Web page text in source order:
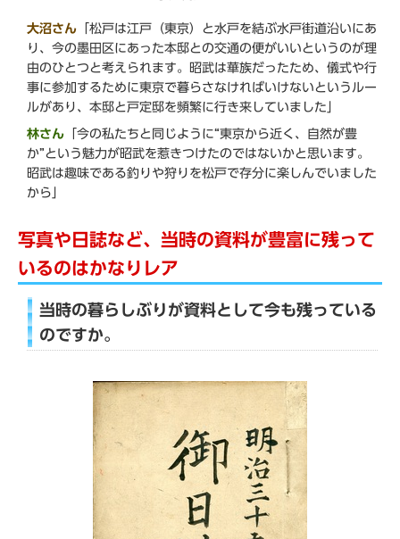
大沼さん 「松戸は江戸（東京）と水戸を結ぶ水戸街道沿いにあ
り、今の墨田区にあった本邸との交通の便がいいというのが理
由のひとつと考えられます。昭武は華族だったため、儀式や行
事に参加するために東京で暮らさなければいけないというルー
ルがあり、本邸と戸定邸を頻繁に行き来していました」
林さん 「今の私たちと同じように“東京から近く、自然が豊
か”という魅力が昭武を惹きつけたのではないかと思います。
昭武は趣味である釣りや狩りを松戸で存分に楽しんでいました
から」
写真や日誌など、当時の資料が豊富に残って
いるのはかなりレア
当時の暮らしぶりが資料として今も残っている
のですか。